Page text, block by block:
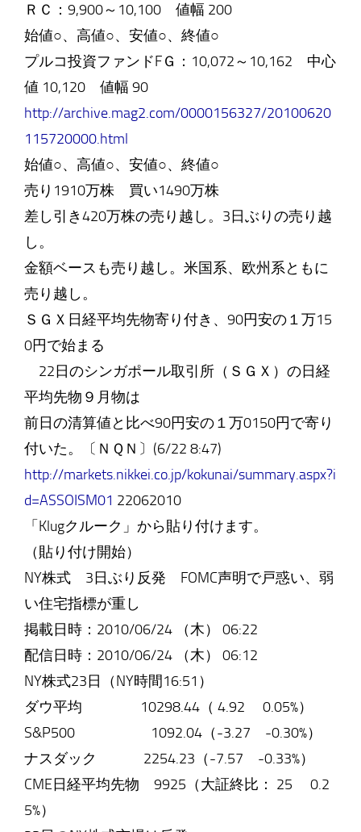
ＲＣ：9,900～10,100 値幅 200
始値○、高値○、安値○、終値○
プルコ投資ファンドFＧ：10,072～10,162 中心
値 10,120 値幅 90
http://archive.mag2.com/0000156327/20100620
115720000.html
始値○、高値○、安値○、終値○
売り1910万株 買い1490万株
差し引き420万株の売り越し。3日ぶりの売り越
し。
金額ベースも売り越し。米国系、欧州系ともに
売り越し。
ＳＧＸ日経平均先物寄り付き、90円安の１万15
0円で始まる
22日のシンガポール取引所（ＳＧＸ）の日経
平均先物９月物は
前日の清算値と比べ90円安の１万0150円で寄り
付いた。〔ＮＱＮ〕(6/22 8:47)
http://markets.nikkei.co.jp/kokunai/summary.aspx?i
d=ASSOISM01 22062010
「Klugクルーク」から貼り付けます。
（貼り付け開始）
NY株式 3日ぶり反発 FOMC声明で戸惑い、弱
い住宅指標が重し
掲載日時：2010/06/24 （木） 06:22
配信日時：2010/06/24 （木） 06:12
NY株式23日（NY時間16:51）
ダウ平均 10298.44（ 4.92 0.05%）
S&P500 1092.04（-3.27 -0.30%）
ナスダック 2254.23（-7.57 -0.33%）
CME日経平均先物 9925（大証終比： 25 0.2
5%）